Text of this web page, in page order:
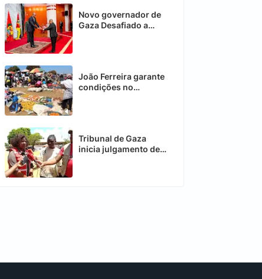
Novo governador de
Gaza Desafiado a
João Ferreira garante
condições no
Tribunal de Gaza
inicia julgamento de